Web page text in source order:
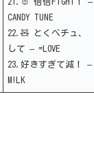
CANDY TUNE
22.🧸 とくべチュ、
して – =LOVE
23.好きすぎて減！ –
M!LK